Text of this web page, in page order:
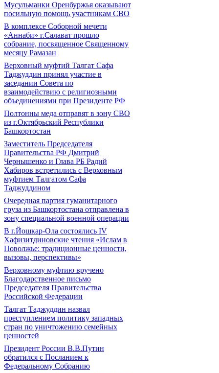
Мусульманки Оренбуржья оказывают
посильную помощь участникам СВО
В комплексе Соборной мечети
«Аннаби» г.Салават прошло
собрание, посвященное Священному
месяцу Рамазан
Верховный муфтий Талгат Сафа
Таджуддин принял участие в
заседании Совета по
взаимодействию с религиозными
объединениями при Президенте РФ
Полтонны меда отправят в зону СВО
из г.Октябрьский Республики
Башкортостан
Заместитель Председателя
Правительства РФ Дмитрий
Чернышенко и Глава РБ Радий
Хабиров встретились с Верховным
муфтием Талгатом Сафа
Таджуддином
Очередная партия гуманитарного
груза из Башкортостана отправлена в
зону специальной военной операции
В г.Йошкар-Ола состоялись IV
Хафизитдиновские чтения «Ислам в
Поволжье: традиционные ценности,
вызовы, перспективы»
Верховному муфтию вручено
Благодарственное письмо
Председателя Правительства
Российской Федерации
Талгат Таджуддин назвал
преступлением политику западных
стран по уничтожению семейных
ценностей
Президент России В.В.Путин
обратился с Посланием к
Федеральному Собранию